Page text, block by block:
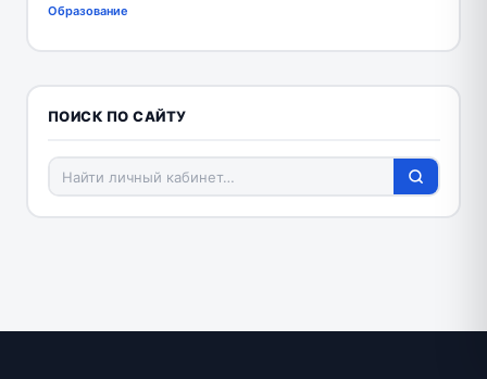
Образование
ПОИСК ПО САЙТУ